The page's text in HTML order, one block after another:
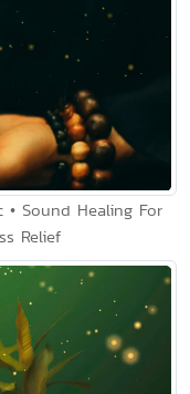
• Sound Healing For
Relief